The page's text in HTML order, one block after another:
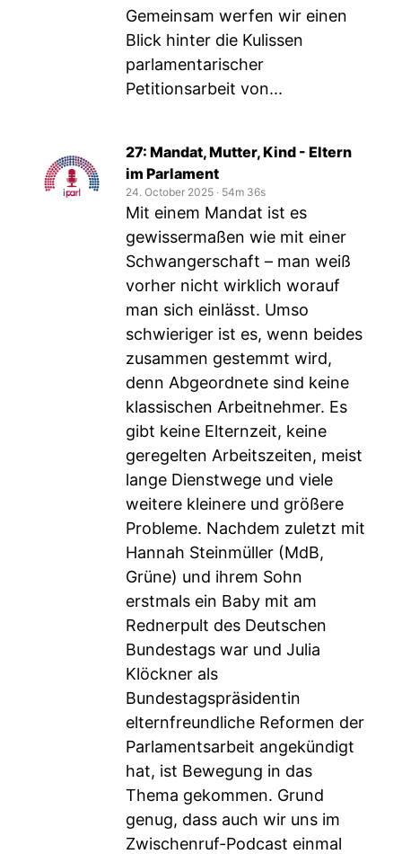
Gemeinsam werfen wir einen
Blick hinter die Kulissen
parlamentarischer
Petitionsarbeit von...
27: Mandat, Mutter, Kind - Eltern
im Parlament
24. October 2025 ‧ 54m 36s
Mit einem Mandat ist es
gewissermaßen wie mit einer
Schwangerschaft – man weiß
vorher nicht wirklich worauf
man sich einlässt. Umso
schwieriger ist es, wenn beides
zusammen gestemmt wird,
denn Abgeordnete sind keine
klassischen Arbeitnehmer. Es
gibt keine Elternzeit, keine
geregelten Arbeitszeiten, meist
lange Dienstwege und viele
weitere kleinere und größere
Probleme. Nachdem zuletzt mit
Hannah Steinmüller (MdB,
Grüne) und ihrem Sohn
erstmals ein Baby mit am
Rednerpult des Deutschen
Bundestags war und Julia
Klöckner als
Bundestagspräsidentin
elternfreundliche Reformen der
Parlamentsarbeit angekündigt
hat, ist Bewegung in das
Thema gekommen. Grund
genug, dass auch wir uns im
Zwischenruf-Podcast einmal